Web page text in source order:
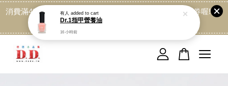
消費滿499免運喔, 記得加LINE:@dede168 領取專屬折扣券喔!
您的購物車目前還是空的。